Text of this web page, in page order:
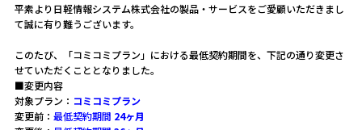
平素より日軽情報システム株式会社の製品・サービスをご愛顧いただきまし
て誠に有り難うございます。
このたび、「コミコミプラン」における最低契約期間を、下記の通り変更さ
せていただくこととなりました。
■変更内容
対象プラン： コミコミプラン
変更前： 最低契約期間 24ヶ月